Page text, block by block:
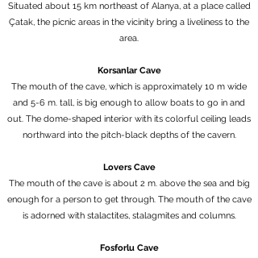
Situated about 15 km northeast of Alanya, at a place called
Çatak, the picnic areas in the vicinity bring a liveliness to the
area.
Korsanlar Cave
The mouth of the cave, which is approximately 10 m wide
and 5-6 m. tall, is big enough to allow boats to go in and
out. The dome-shaped interior with its colorful ceiling leads
northward into the pitch-black depths of the cavern.
Lovers Cave
The mouth of the cave is about 2 m. above the sea and big
enough for a person to get through. The mouth of the cave
is adorned with stalactites, stalagmites and columns.
Fosforlu Cave